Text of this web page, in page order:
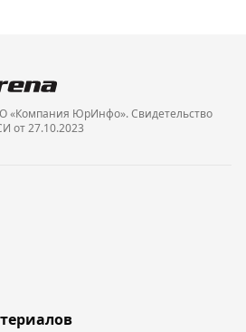
«Компания ЮрИнфо». Cвидетельство
от 27.10.2023